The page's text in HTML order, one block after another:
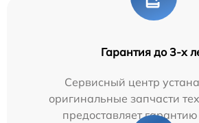
Гарантия до 3-х
Сервисный центр
оригинальные запчасти
предоставляет гарантию